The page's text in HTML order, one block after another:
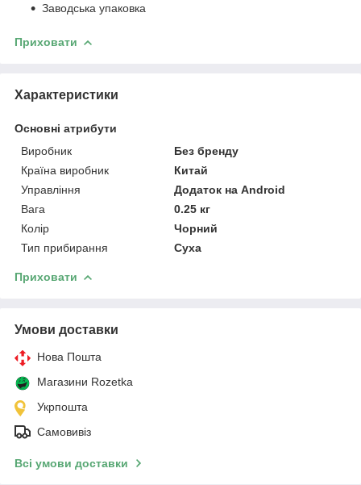
Заводська упаковка
Приховати
Характеристики
Основні атрибути
Виробник
Без бренду
Країна виробник
Китай
Управління
Додаток на Android
Вага
0.25 кг
Колір
Чорний
Тип прибирання
Суха
Приховати
Умови доставки
Нова Пошта
Магазини Rozetka
Укрпошта
Самовивіз
Всі умови доставки